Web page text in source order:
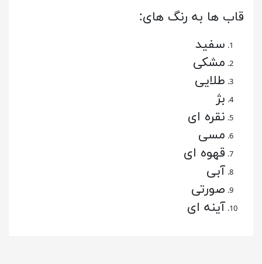
قاب ها به رنگ های:
سفید
مشکی
طلایی
بژ
نقره ای
مسی
قهوه ای
آبی
صورتی
آینه ای